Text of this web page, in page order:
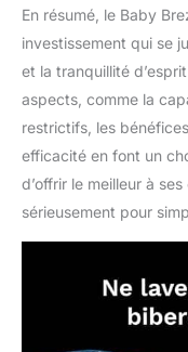
En résumé, le Baby
investissement qui se
et la tranquillité
aspects, comme la
restrictifs, les
efficacité en font un
d’offrir le meilleur à
sérieusement pour